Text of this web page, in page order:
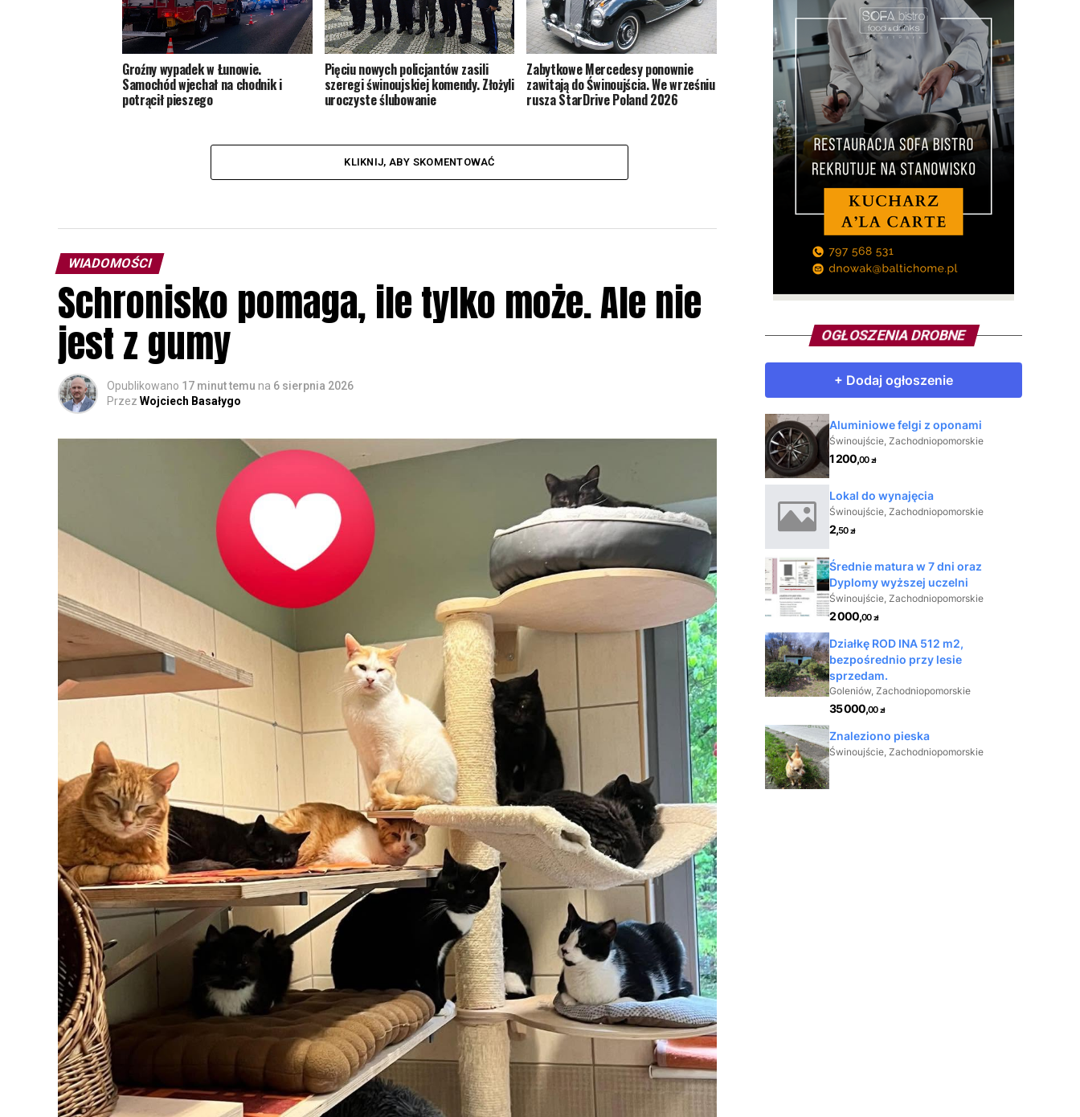
Groźny wypadek w Łunowie.
Samochód wjechał na chodnik i
potrącił pieszego
Pięciu nowych policjantów zasili
szeregi świnoujskiej komendy. Złożyli
uroczyste ślubowanie
Zabytkowe Mercedesy ponownie
zawitają do Świnoujścia. We wrześniu
rusza StarDrive Poland 2026
KLIKNIJ, ABY SKOMENTOWAĆ
WIADOMOŚCI
Schronisko pomaga, ile tylko może. Ale nie
jest z gumy
Opublikowano 17 minut temu na 6 sierpnia 2026
Przez Wojciech Basałygo
OGŁOSZENIA DROBNE